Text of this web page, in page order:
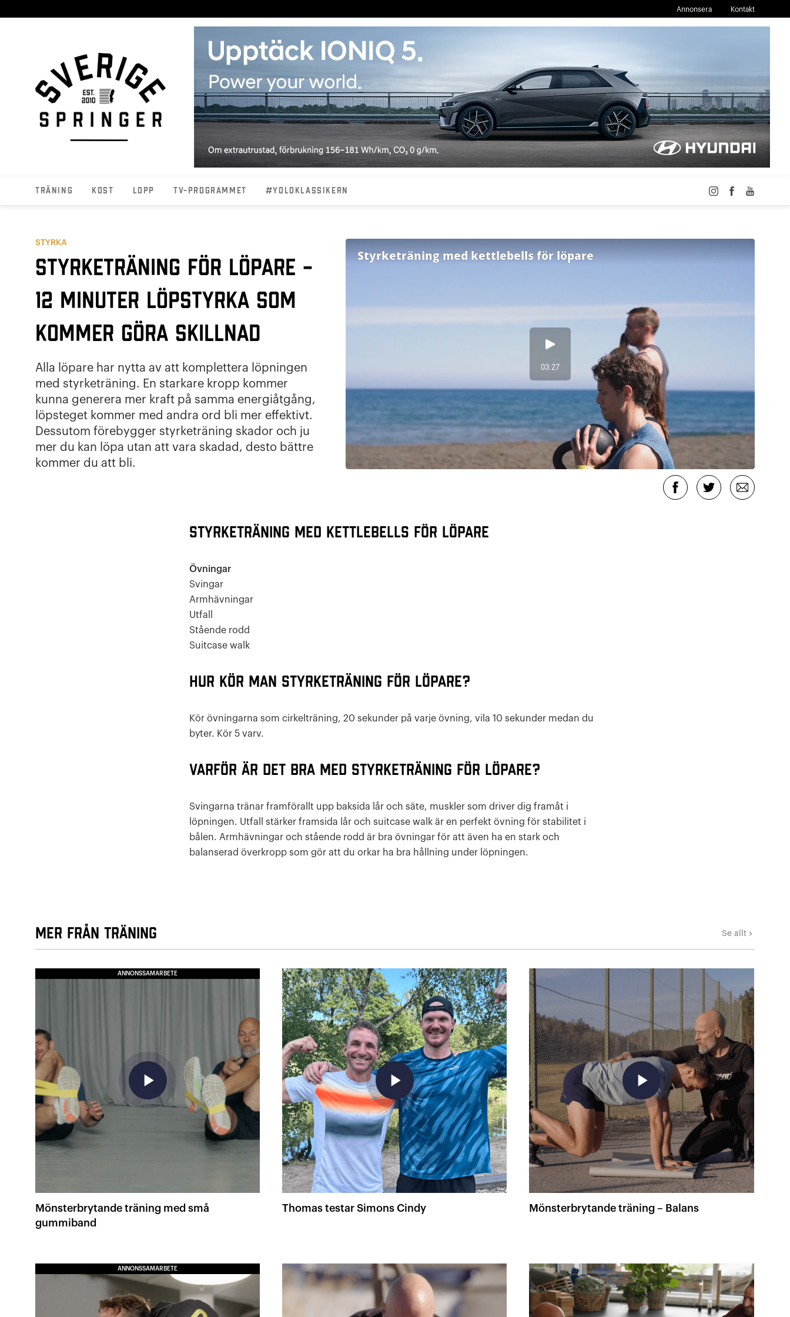
Annonsera Kontakt
Träning Kost Lopp TV-programmet #YOLOKLASSIKERN
STYRKA
Styrketräning för löpare –
12 minuter löpstyrka som
kommer göra skillnad
Alla löpare har nytta av att komplettera löpningen
med styrketräning. En starkare kropp kommer
kunna generera mer kraft på samma energiåtgång,
löpsteget kommer med andra ord bli mer effektivt.
Dessutom förebygger styrketräning skador och ju
mer du kan löpa utan att vara skadad, desto bättre
kommer du att bli.
Styrketräning med kettlebells för löpare
Övningar
Svingar
Armhävningar
Utfall
Stående rodd
Suitcase walk
Hur kör man styrketräning för löpare?
Kör övningarna som cirkelträning, 20 sekunder på varje övning, vila 10 sekunder medan du
byter. Kör 5 varv.
Varför är det bra med styrketräning för löpare?
Svingarna tränar framförallt upp baksida lår och säte, muskler som driver dig framåt i
löpningen. Utfall stärker framsida lår och suitcase walk är en perfekt övning för stabilitet i
bålen. Armhävningar och stående rodd är bra övningar för att även ha en stark och
balanserad överkropp som gör att du orkar ha bra hållning under löpningen.
Mer från Träning Se allt keyboard_arrow_right
ANNONSSAMARBETE
play_arrow
Mönsterbrytande träning med små
gummiband
play_arrow
Thomas testar Simons Cindy
play_arrow
Mönsterbrytande träning – Balans
ANNONSSAMARBETE